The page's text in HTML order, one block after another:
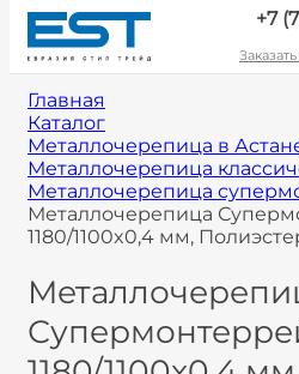
+7
Главная
Каталог
Металлочерепица в
Металлочерепица
Металлочерепица
Металлочерепица
1180/1100x0,4 мм,